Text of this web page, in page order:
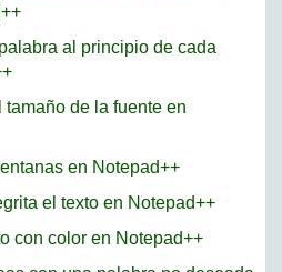
al principio de cada
de la fuente en
en Notepad++
el texto en Notepad++
con color en Notepad++